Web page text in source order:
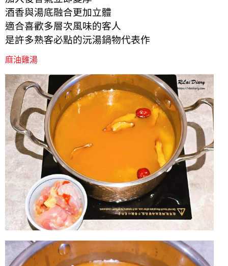
酒香與湯底融合更加立體
適合喜歡多層次風味的客人
是許多熟客必點的沅湯鍋物代表作
麻油雞湯